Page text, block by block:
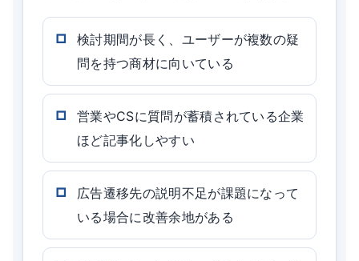
検討期間が長く、ユーザーが複数の疑
問を持つ商材に向いている
営業やCSに質問が蓄積されている企業
ほど記事化しやすい
広告遷移先の説明不足が課題になって
いる場合に改善余地がある